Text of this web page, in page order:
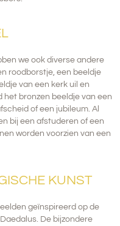
we ook diverse andere
roodborstje, een beeldje
van een kerk uil en
het bronzen beeldje van een
of een jubileum. Al
bij een afstuderen of een
worden voorzien van een
KUNST
geïnspireerd op de
De bijzondere